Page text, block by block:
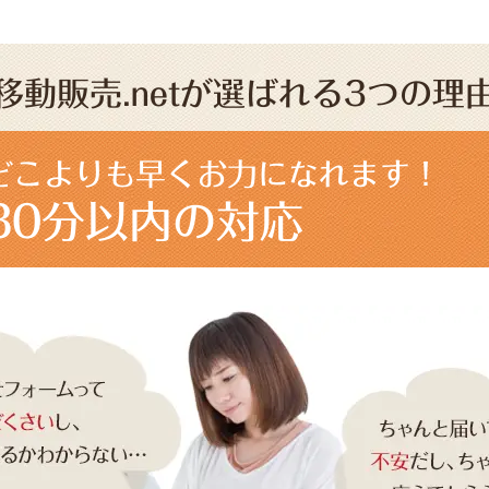
動販売.netが選ばれる3つの理
こよりも早くお力になれます！
分以内の対応